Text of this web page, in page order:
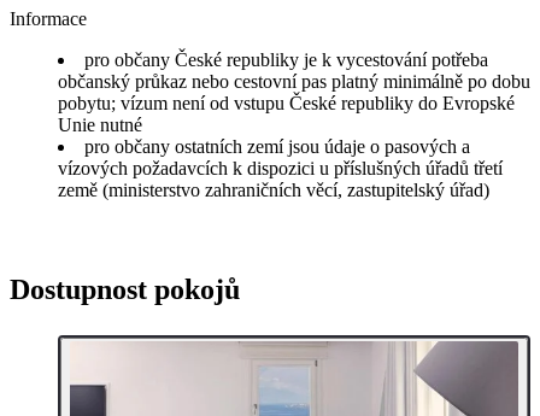
Informace
pro občany České republiky je k vycestování potřeba
občanský průkaz nebo cestovní pas platný minimálně po dobu
pobytu; vízum není od vstupu České republiky do Evropské
Unie nutné
pro občany ostatních zemí jsou údaje o pasových a
vízových požadavcích k dispozici u příslušných úřadů třetí
země (ministerstvo zahraničních věcí, zastupitelský úřad)
Dostupnost pokojů